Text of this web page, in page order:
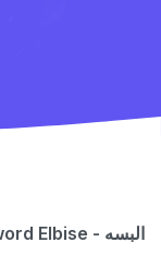
The entry is a dictionary list for the word Elbise - البسه